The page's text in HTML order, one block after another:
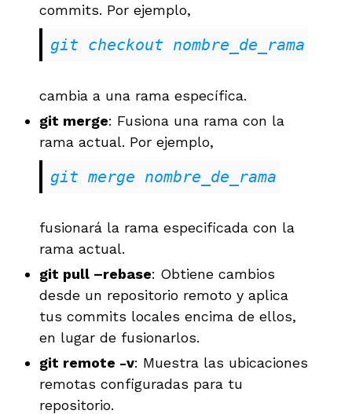
commits. Por ejemplo,
git checkout nombre_de_rama
cambia a una rama específica.
git merge: Fusiona una rama con la
rama actual. Por ejemplo,
git merge nombre_de_rama
fusionará la rama especificada con la
rama actual.
git pull –rebase: Obtiene cambios
desde un repositorio remoto y aplica
tus commits locales encima de ellos,
en lugar de fusionarlos.
git remote -v: Muestra las ubicaciones
remotas configuradas para tu
repositorio.